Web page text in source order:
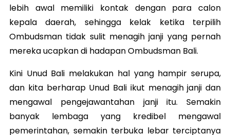
lebih awal memiliki kontak dengan para calon
kepala daerah, sehingga kelak ketika terpilih
Ombudsman tidak sulit menagih janji yang pernah
mereka ucapkan di hadapan Ombudsman Bali.
Kini Unud Bali melakukan hal yang hampir serupa,
dan kita berharap Unud Bali ikut menagih janji dan
mengawal pengejawantahan janji itu. Semakin
banyak lembaga yang kredibel mengawal
pemerintahan, semakin terbuka lebar terciptanya